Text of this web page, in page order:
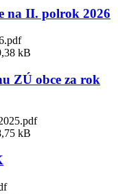
na II. polrok 2026
kB
ZÚ obce za rok
kB